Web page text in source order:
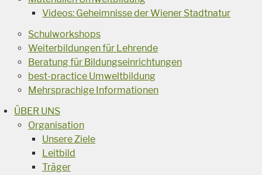
Videos: Geheimnisse der Wiener Stadtnatur
Schulworkshops
Weiterbildungen für Lehrende
Beratung für Bildungseinrichtungen
best-practice Umweltbildung
Mehrsprachige Informationen
ÜBER UNS
Organisation
Unsere Ziele
Leitbild
Träger